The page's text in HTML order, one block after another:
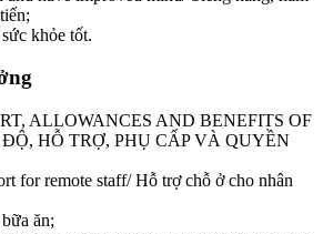
khỏe tốt.
ALLOWANCES AND BENEFITS OF
HỖ TRỢ, PHỤ CẤP VÀ QUYỀN
for remote staff/ Hỗ trợ chỗ ở cho nhân
ăn;